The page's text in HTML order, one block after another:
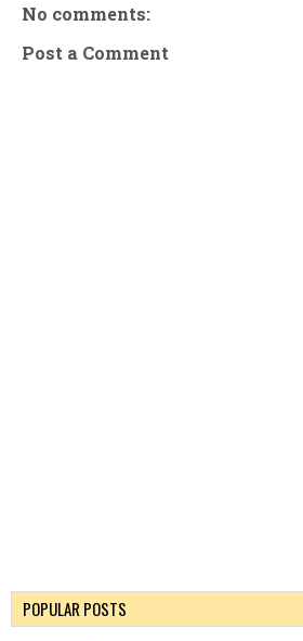
No comments:
Post a Comment
POPULAR POSTS